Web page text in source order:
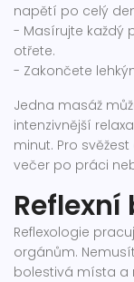
napětí po celý
- Masírujte každý
otřete.
- Zakončete
Jedna masáž
intenzivnější
minut. Pro
večer po práci
Reflexologie
orgánům.
bolestivá místa a